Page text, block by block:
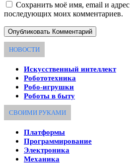
Сохранить моё имя, email и адрес
последующих моих комментариев.
НОВОСТИ
Искусственный интеллект
Робототехника
Робо-игрушки
Роботы в быту
СВОИМИ РУКАМИ
Платформы
Программирование
Электроника
Механика